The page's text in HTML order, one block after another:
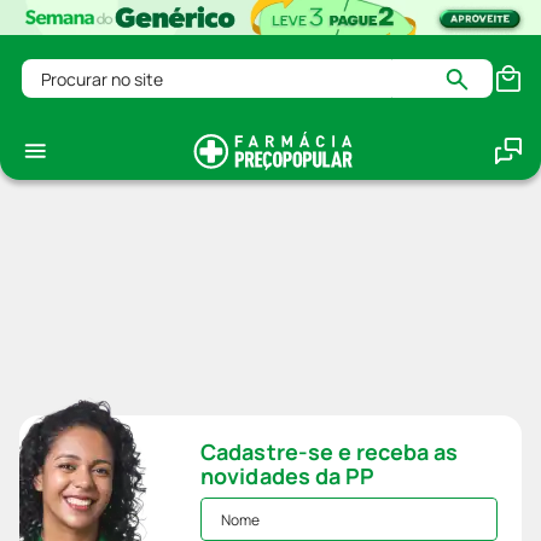
Procurar no site
Cadastre-se e receba as
novidades da PP